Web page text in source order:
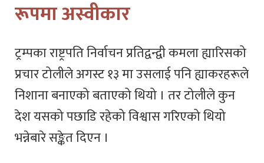
रूपमा अस्वीकार
ट्रम्पका राष्ट्रपति निर्वाचन प्रतिद्वन्द्वी कमला ह्यारिसको
प्रचार टोलीले अगस्ट १३ मा उसलाई पनि ह्याकरहरूले
निशाना बनाएको बताएको थियो । तर टोलीले कुन
देश यसको पछाडि रहेको विश्वास गरिएको थियो
भन्नेबारे सङ्केत दिएन ।